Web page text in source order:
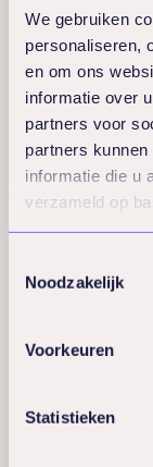
We gebruiken
personaliseren,
en om ons
informatie over
partners voor
partners
informatie die u
verzameld op
Noodzakelijk
Voorkeuren
Statistieken
Een
zowel
het werk.
goede
Praktische
stoelen